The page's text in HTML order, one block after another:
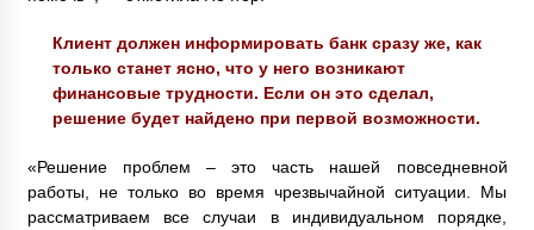
Клиент должен информировать банк сразу же, как
только станет ясно, что у него возникают
финансовые трудности. Если он это сделал,
решение будет найдено при первой возможности.
«Решение проблем – это часть нашей повседневной
работы, не только во время чрезвычайной ситуации. Мы
рассматриваем все случаи в индивидуальном порядке,